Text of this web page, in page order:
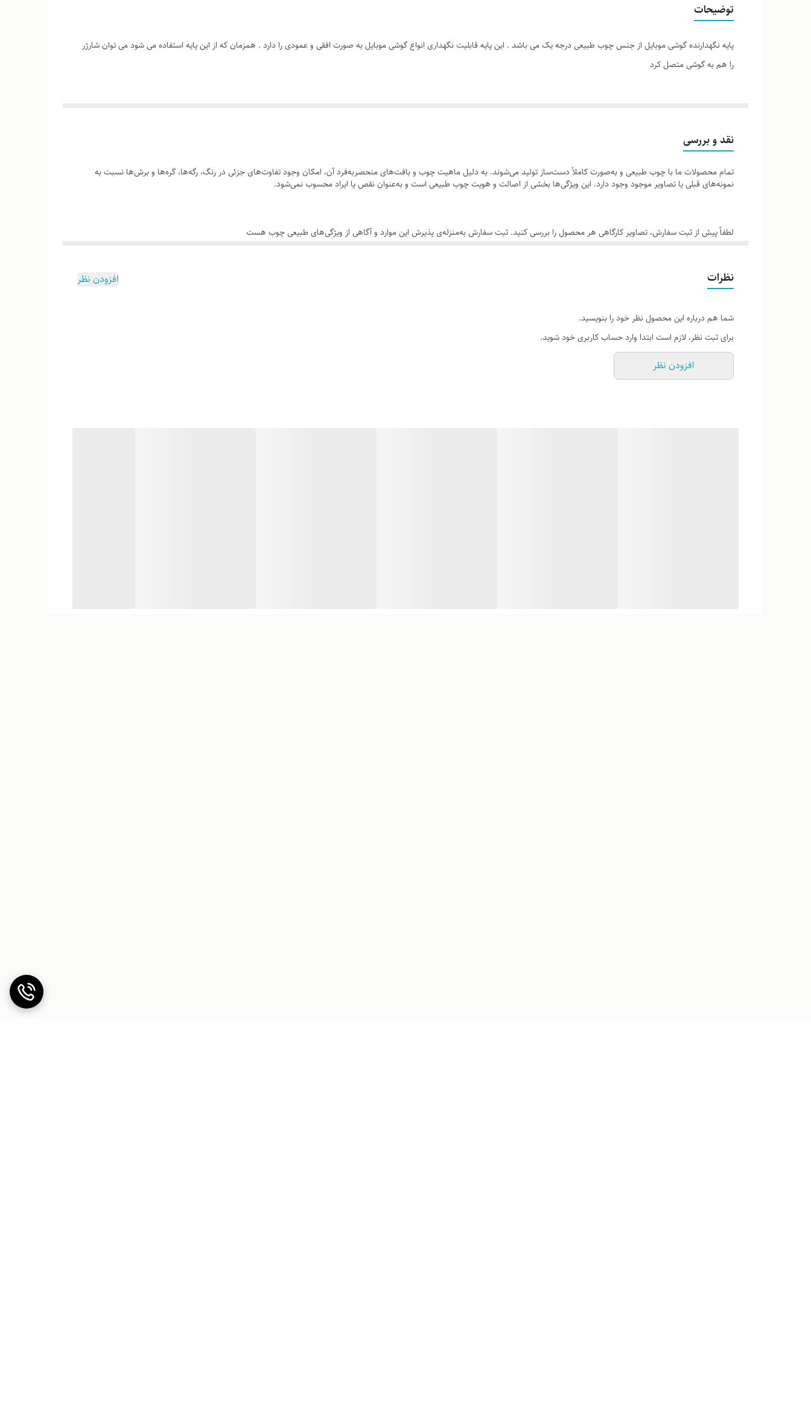
توضیحات
پایه نگهدارنده گوشی موبایل از جنس چوب طبیعی درجه یک می باشد . این پایه قابلیت نگهداری انواع گوشی موبایل به صورت افقی و عمودی را دارد . همزمان که از این پایه استفاده می شود می توان شارژر
را هم به گوشی متصل کرد
نقد و بررسی
تمام محصولات ما با چوب طبیعی و به‌صورت کاملاً دست‌ساز تولید می‌شوند. به دلیل ماهیت چوب و بافت‌های منحصر‌به‌فرد آن، امکان وجود تفاوت‌های جزئی در رنگ، رگه‌ها، گره‌ها و برش‌ها نسبت به
نمونه‌های قبلی یا تصاویر موجود وجود دارد. این ویژگی‌ها بخشی از اصالت و هویت چوب طبیعی است و به‌عنوان نقص یا ایراد محسوب نمی‌شود.
لطفاً پیش از ثبت سفارش، تصاویر کارگاهی هر محصول را بررسی کنید. ثبت سفارش به‌منزله‌ی پذیرش این موارد و آگاهی از ویژگی‌های طبیعی چوب هست
نظرات افزودن نظر
شما هم درباره این محصول نظر خود را بنویسید.
برای ثبت نظر، لازم است ابتدا وارد حساب کاربری خود شوید.
افزودن نظر